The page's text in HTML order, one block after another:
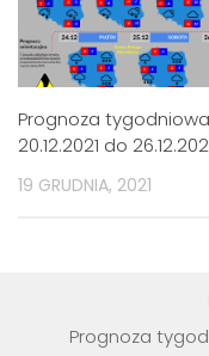
Prognoza
20.12.2021 do
19 GRUDNIA, 2021
Prognoza